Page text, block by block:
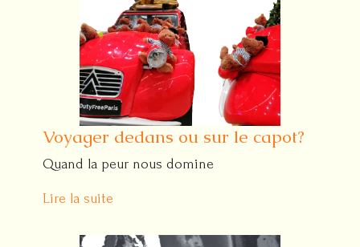
Voyager dedans ou sur le capot?
Quand la peur nous domine
Lire la suite